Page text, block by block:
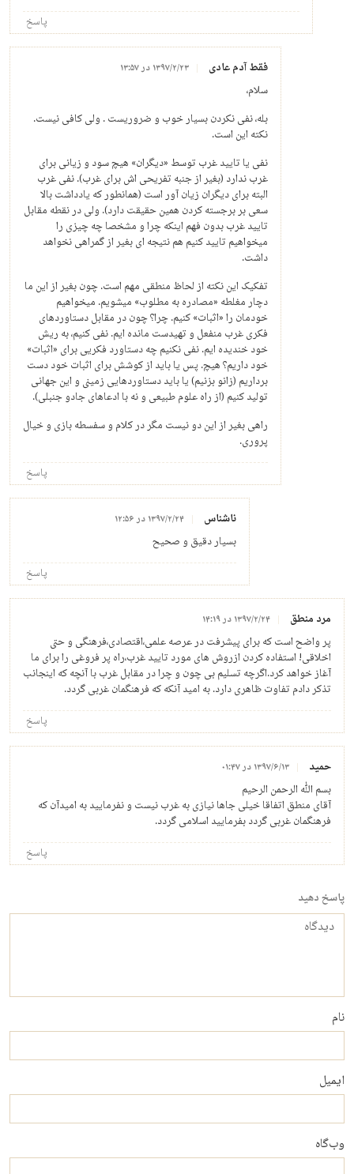
پاسخ
فقط آدم عادی ۱۳۹۷/۲/۲۳ در ۱۳:۵۷
سلام،
بله، نفی نکردن بسیار خوب و ضروریست . ولی کافی نیست.
نکته این است.
نفی یا تایید غرب توسط «دیگران» هیچ سود و زیانی برای
غرب ندارد (بغیر از جنبه تفریحی اش برای غرب). نفی غرب
البته برای دیگران زیان آور است (همانطور که یادداشت بالا
سعی بر برجسته کردن همین حقیقت دارد). ولی در نقطه مقابل
تایید غرب بدون فهم اینکه چرا و مشخصا چه چیزی را
میخواهیم تایید کنیم هم نتیجه ای بغیر از گمراهی نخواهد
داشت.
تفکیک این نکته از لحاظ منطقی مهم است. چون بغیر از این ما
دچار مغلطه «مصادره به مطلوب» میشویم. میخواهیم
خودمان را «اثبات» کنیم. چرا؟ چون در مقابل دستاوردهای
فکری غرب منفعل و تهیدست مانده ایم. نفی کنیم، به ریش
خود خندیده ایم. نفی نکنیم چه دستاورد فکریی برای «اثبات»
خود داریم؟ هیچ. پس یا باید از کوشش برای اثبات خود دست
برداریم (زانو بزنیم) یا باید دستاوردهایی زمینی و این جهانی
تولید کنیم (از راه علوم طبیعی و نه با ادعاهای جادو جنبلی).
راهی بغیر از این دو نیست مگر در کلام و سفسطه بازی و خیال
پروری.
پاسخ
ناشناس ۱۳۹۷/۲/۲۴ در ۱۲:۵۶
بسیار دقیق و صحیح
پاسخ
مرد منطق ۱۳۹۷/۲/۲۴ در ۱۴:۱۹
پر واضح است که برای پیشرفت در عرصه علمی،اقتصادی،فرهنگی و حتی
اخلاقی! استفاده کردن ازروش های مورد تایید غرب،راه پر فروغی را برای ما
آغاز خواهد کرد.اگرچه تسلیم بی چون و چرا در مقابل غرب با آنچه که اینجانب
تذکر دادم تفاوت ظاهری دارد. به امید آنکه که فرهنگمان غربی گردد.
پاسخ
حمید ۱۳۹۷/۶/۱۳ در ۰۱:۴۷
بسم الله الرحمن الرحیم
آقای منطق اتفاقا خیلی جاها نیازی به غرب نیست و نفرمایید به امیدآن که
فرهنگمان غربی گردد بفرمایید اسلامی گردد.
پاسخ
پاسخ دهید
دیدگاه
نام
ایمیل
وب‌گاه